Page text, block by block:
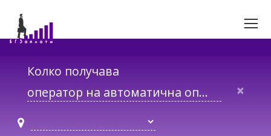
Колко получава
×